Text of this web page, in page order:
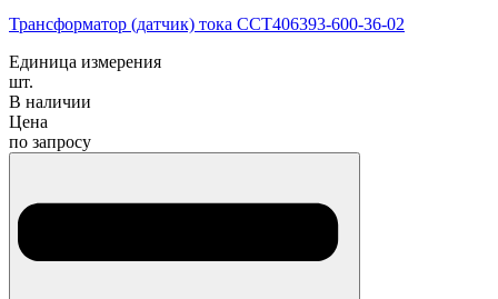
Трансформатор (датчик) тока CCT406393-600-36-02
Единица измерения
шт.
В наличии
Цена
по запросу